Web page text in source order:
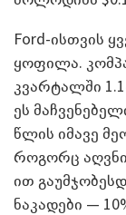
Ford-ისთვის
ყოფილა.
კვარტალში
ეს
წლის იმავე
როგორც
ით
ნაკადები —